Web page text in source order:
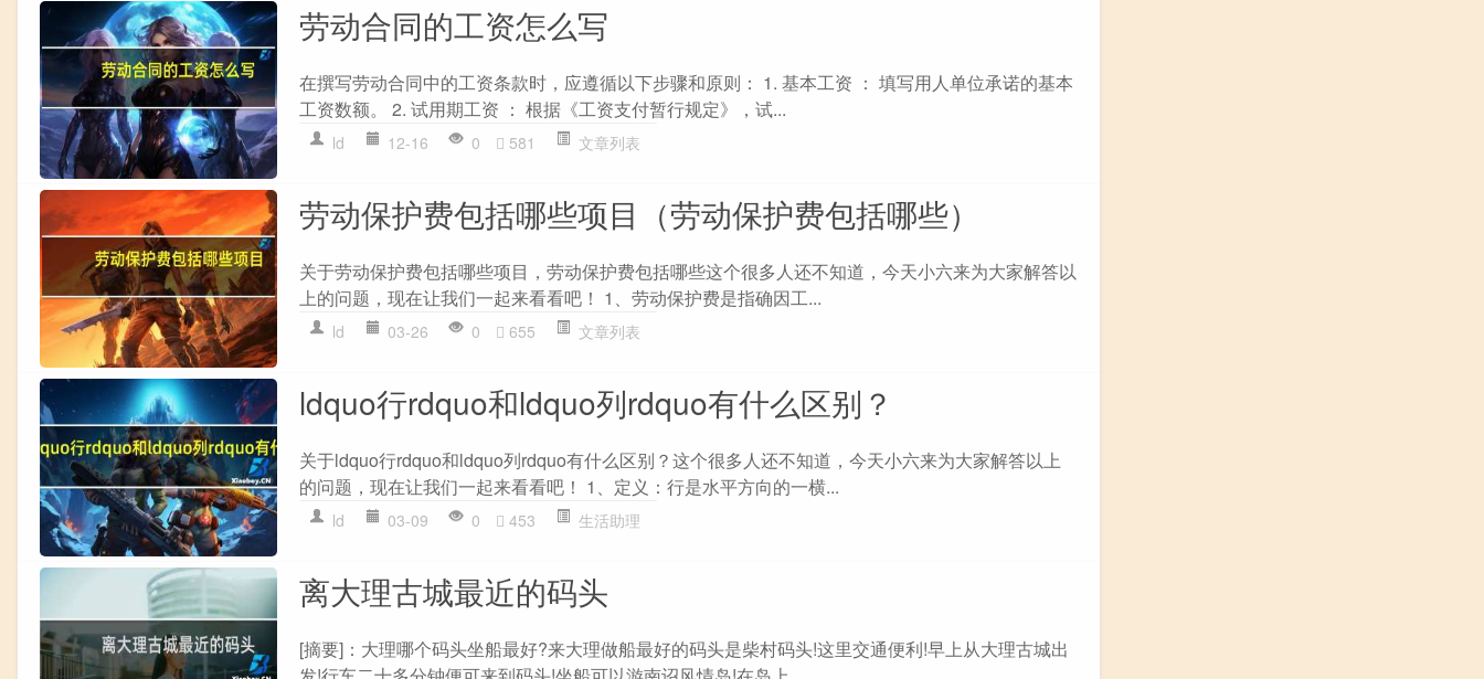
劳动合同的工资怎么写
在撰写劳动合同中的工资条款时，应遵循以下步骤和原则： 1. 基本工资 ： 填写用人单位承诺的基本
工资数额。 2. 试用期工资 ： 根据《工资支付暂行规定》，试...
ld 12-16 0 581 文章列表
劳动保护费包括哪些项目（劳动保护费包括哪些）
关于劳动保护费包括哪些项目，劳动保护费包括哪些这个很多人还不知道，今天小六来为大家解答以
上的问题，现在让我们一起来看看吧！ 1、劳动保护费是指确因工...
ld 03-26 0 655 文章列表
ldquo行rdquo和ldquo列rdquo有什么区别？
关于ldquo行rdquo和ldquo列rdquo有什么区别？这个很多人还不知道，今天小六来为大家解答以上
的问题，现在让我们一起来看看吧！ 1、定义：行是水平方向的一横...
ld 03-09 0 453 生活助理
离大理古城最近的码头
[摘要]：大理哪个码头坐船最好?来大理做船最好的码头是柴村码头!这里交通便利!早上从大理古城出